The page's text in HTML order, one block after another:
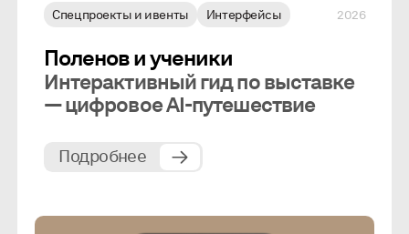
Спецпроекты и ивенты Интерфейсы 2026
Поленов и ученики
Интерактивный гид по выставке
— цифровое AI-путешествие
Подробнее